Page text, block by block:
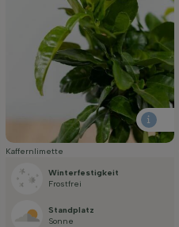
Kaffernlimette
Winterfestigkeit
Frostfrei
Standplatz
Sonne